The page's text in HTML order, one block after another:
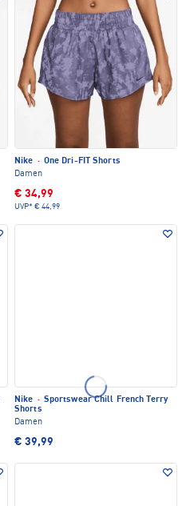
Nike · One Dri-FIT Shorts
Damen
€ 34,99
UVP* € 44,99
Nike · Sportswear Chill French Terry
Shorts
Damen
€ 39,99